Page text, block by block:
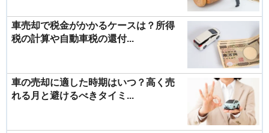
車売却で税金がかかるケースは？所得
税の計算や自動車税の還付...
車の売却に適した時期はいつ？高く売
れる月と避けるべきタイミ...